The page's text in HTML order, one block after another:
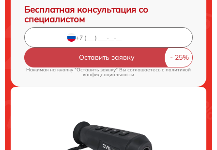
Бесплатная консультация со
специалистом
Оставить заявку
Нажимая на кнопку "Оставить заявку" Вы соглашаетесь c политикой
конфиденциальности